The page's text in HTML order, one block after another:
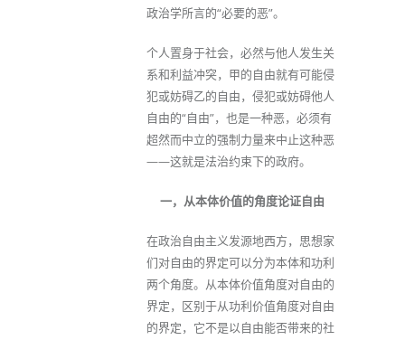
政治学所言的“必要的恶”。
个人置身于社会，必然与他人发生关
系和利益冲突，甲的自由就有可能侵
犯或妨碍乙的自由，侵犯或妨碍他人
自由的“自由”，也是一种恶，必须有
超然而中立的强制力量来中止这种恶
——这就是法治约束下的政府。
一，从本体价值的角度论证自由
在政治自由主义发源地西方，思想家
们对自由的界定可以分为本体和功利
两个角度。从本体价值角度对自由的
界定，区别于从功利价值角度对自由
的界定，它不是以自由能否带来的社